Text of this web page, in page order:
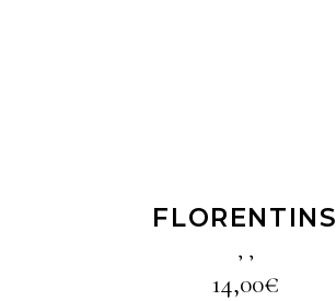
FLORENTINS
, ,
14,00€